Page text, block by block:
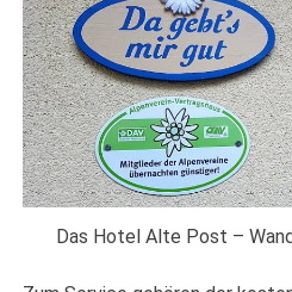
Das Hotel Alte Post –